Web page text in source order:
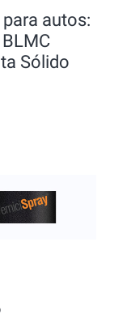
autos:
Sólido